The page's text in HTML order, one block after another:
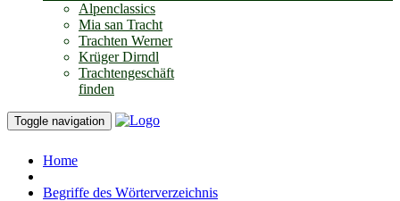
Alpenclassics
Mia san Tracht
Trachten Werner
Krüger Dirndl
Trachtengeschäft
finden
Toggle navigation
Home
Begriffe des Wörterverzeichnis